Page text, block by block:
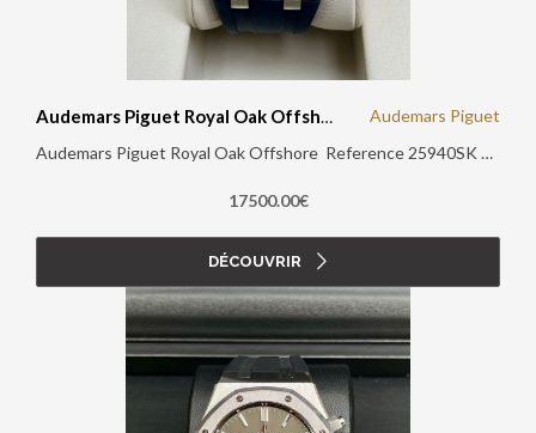
Audemars Piguet Royal Oak Offshore
Audemars Piguet
Audemars Piguet Royal Oak Offshore Reference 25940SK Papiers D'origine : Oui Boite D'origine : Oui Année : 2008
17500.00€
DÉCOUVRIR